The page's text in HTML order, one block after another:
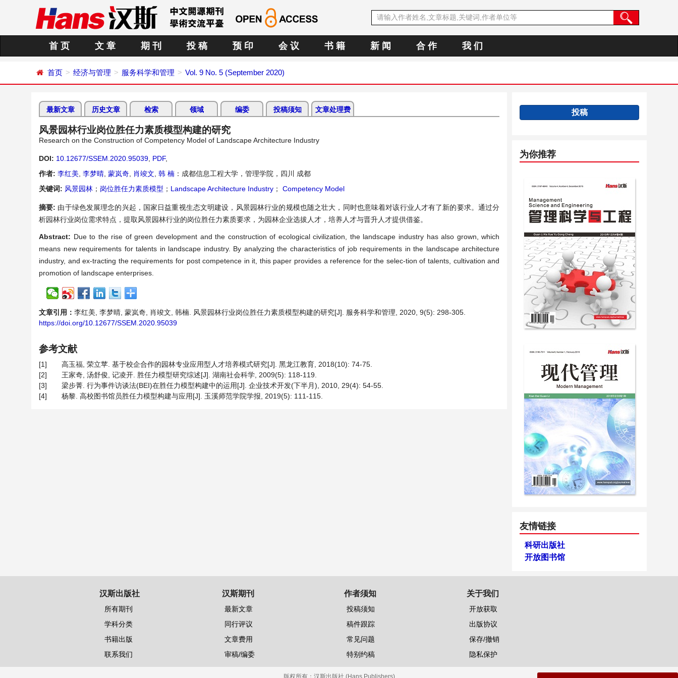
首 页 文 章 期 刊 投 稿 预 印 会 议 书 籍 新 闻 合 作 我 们
首页 经济与管理 服务科学和管理 Vol. 9 No. 5 (September 2020)
最新文章 历史文章 检索 领域 编委 投稿须知 文章处理费
风景园林行业岗位胜任力素质模型构建的研究
Research on the Construction of Competency Model of Landscape Architecture Industry
DOI: 10.12677/SSEM.2020.95039 PDF,
作者: 李红美 李梦晴 蒙岚奇 肖竣文 韩 楠 ：成都信息工程大学，管理学院，四川 成都
关键词: 风景园林 ； 岗位胜任力素质模型 ； Landscape Architecture Industry ； Competency Model
摘要: 由于绿色发展理念的兴起，国家日益重视生态文明建设，风景园林行业的规模也随之壮大，同时也意味着对该行业人才有了新的要求。通过分
析园林行业岗位需求特点，提取风景园林行业的岗位胜任力素质要求，为园林企业选拔人才，培养人才与晋升人才提供借鉴。
Abstract: Due to the rise of green development and the construction of ecological civilization, the landscape industry has also grown, which
means new requirements for talents in landscape industry. By analyzing the characteristics of job requirements in the landscape architecture
industry, and ex-tracting the requirements for post competence in it, this paper provides a reference for the selec-tion of talents, cultivation and
promotion of landscape enterprises.
文章引用： 李红美, 李梦晴, 蒙岚奇, 肖竣文, 韩楠. 风景园林行业岗位胜任力素质模型构建的研究[J]. 服务科学和管理, 2020, 9(5): 298-305.
https://doi.org/10.12677/SSEM.2020.95039
参考文献
[1]
高玉福, 荣立苹. 基于校企合作的园林专业应用型人才培养模式研究[J]. 黑龙江教育, 2018(10): 74-75.
[2]
王家奇, 汤舒俊, 记凌开. 胜任力模型研究综述[J]. 湖南社会科学, 2009(5): 118-119.
[3]
梁步菁. 行为事件访谈法(BEI)在胜任力模型构建中的运用[J]. 企业技术开发(下半月), 2010, 29(4): 54-55.
[4]
杨黎. 高校图书馆员胜任力模型构建与应用[J]. 玉溪师范学院学报, 2019(5): 111-115.
投稿
为你推荐
友情链接
科研出版社
开放图书馆
汉斯出版社
所有期刊
学科分类
书籍出版
联系我们
汉斯期刊
最新文章
同行评议
文章费用
审稿/编委
作者须知
投稿须知
稿件跟踪
常见问题
特别约稿
关于我们
开放获取
出版协议
保存/撤销
隐私保护
版权所有： 汉斯出版社 (Hans Publishers)